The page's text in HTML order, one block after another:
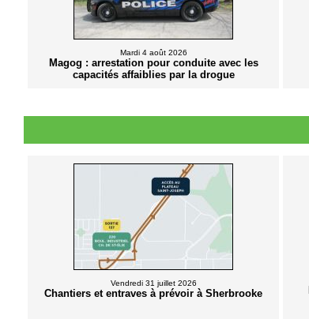
Mardi 4 août 2026
Magog : arrestation pour conduite avec les
capacités affaiblies par la drogue
Vendredi 31 juillet 2026
Chantiers et entraves à prévoir à Sherbrooke